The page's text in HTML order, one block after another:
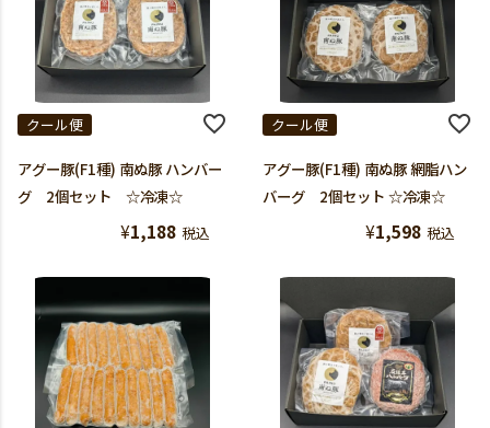
クール便
アグー豚(F1種) 南ぬ豚 ハンバー
グ 2個セット ☆冷凍☆
¥1,188 税込
クール便
アグー豚(F1種) 南ぬ豚 網脂ハン
バーグ 2個セット ☆冷凍☆
¥1,598 税込